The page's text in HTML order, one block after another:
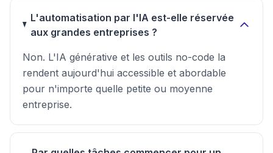
L'automatisation par l'IA est-elle réservée
aux grandes entreprises ?
Non. L'IA générative et les outils no-code la
rendent aujourd'hui accessible et abordable
pour n'importe quelle petite ou moyenne
entreprise.